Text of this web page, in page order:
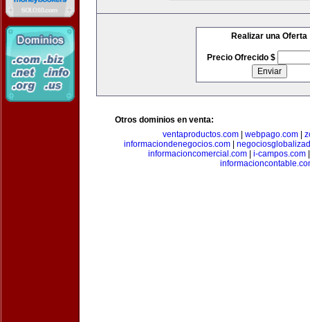
Realizar una Oferta
Precio Ofrecido $
Otros dominios en venta:
ventaproductos.com
webpago.com
informaciondenegocios.com|
informacioncomercial.com| i-campos.com